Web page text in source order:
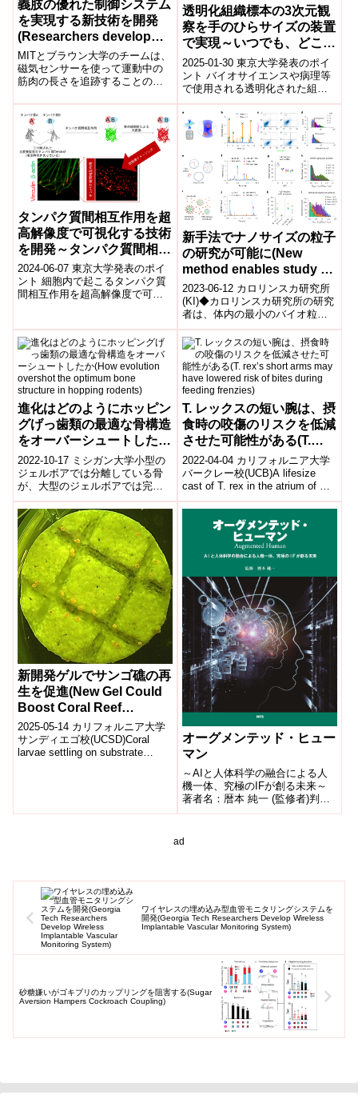
義肢の優れた制御システム
を実現する新技術を開発
(Researchers develop
new technology that
could enable better
control systems for
prosthetic limbs)
MITとブラウン大学のチームは、
磁気センサーを使って運動中の
筋肉の長さを追跡することの正
術を受けた人が義肢を容易に操
作できるようにな...
透明化組織標本の3次元観
察を手のひらサイズの装置
で実現～いつでも、どこで
も、誰でもが使える光シー
ト顕微鏡の実現～
2025-01-30 東京大学発表のポイ
ント バイオサイエンスや病理等
で使用される透明化された組織
標本の3次元イメージングを、非
常に簡単な装置でありながら、
従来...
タンパク質間相互作用を超
高解像度で可視化する技術
を開発～タンパク質間相互
作用の位置と数を一分子レ
ベルで計測可能に～
2024-06-07 東京大学発表のポイ
ント 細胞内で起こるタンパク質
間相互作用を超高解像度で可視
いる...
新手法でナノサイズの粒子
の研究が可能に(New
method enables study of
nano-sized particles)
2023-06-12 カロリンスカ研究所
(KI)◆カロリンスカ研究所の研究
者は、体内の最小のバイオ粒子
を研究するための新しい方法を
開発しました。この方法は、
5〜...
進化はどのようにホッピン
グげっ歯類の最適な骨構造
をオーバーシュートしたか
(How evolution overshot
the optimum bone
structure in hopping
rodents)
2022-10-17 ミシガン大学小型の
ジェルボアでは分離している骨
が、大型のジェルボアでは完全
に融合しているが、ジャンプの
ストレスを分散させるのに最適
な骨構造...
T. レックスの短い腕は、摂
食時の咬傷のリスクを低減
させた可能性がある(T.
rex’s short arms may
have lowered risk of bites
during feeding frenzies)
2022-04-04 カリフォルニア大学
バークレー校(UCB)A lifesize
cast of T. rex in the atrium of UC
Ber...
新開発ゲルでサンゴ礁の再
生を促進(New Gel Could
Boost Coral Reef
Restoration)
2025-05-14 カリフォルニア大学
サンディエゴ校(UCSD)Coral
larvae settling on substrate
オーグメンテッド・ヒュー
マン
～AIと人体科学の融合による人
機一体、究極のIFが創る未来～
著者名：暦本 純一 (監修者)判型
など：512ページ、B5判言語 ：
ad
ワイヤレスの埋め込み型血管モニタリングシステムを
開発(Georgia Tech Researchers Develop Wireless
Implantable Vascular Monitoring System)
砂糖嫌いがゴキブリのカップリングを阻害する(Sugar
Aversion Hampers Cockroach Coupling)